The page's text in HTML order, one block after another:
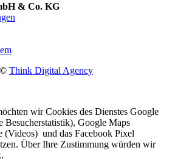
& Co. KG
Think Digital Agency
wir Cookies des Dienstes Google
Besucherstatistik), Google Maps
(Videos) und das Facebook Pixel
Über Ihre Zustimmung würden wir